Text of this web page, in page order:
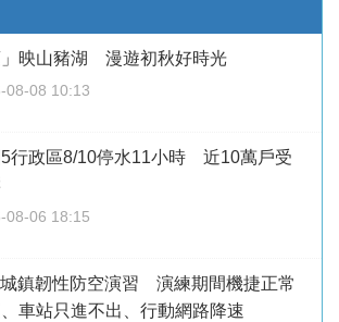
」映山豬湖 漫遊初秋好時光
08-08 10:13
行政區8/10停水11小時 近10萬戶受
08-06 18:15
鎮韌性防空演習 演練期間機捷正常
車站只進不出、行動網路降速